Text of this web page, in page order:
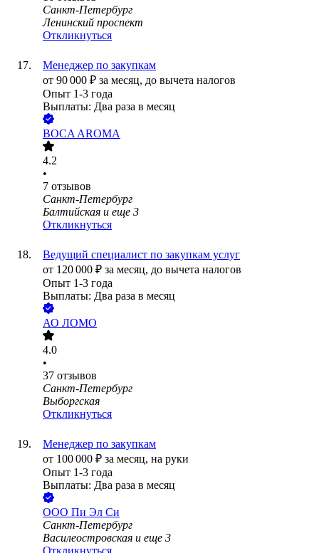
Санкт-Петербург
Ленинский проспект
Откликнуться
Менеджер по закупкам
от 90 000 ₽ за месяц, до вычета налогов
Опыт 1-3 года
Выплаты: Два раза в месяц
BOCA AROMA
4.2
•
7 отзывов
Санкт-Петербург
Балтийская и еще 3
Откликнуться
Ведущий специалист по закупкам услуг
от 120 000 ₽ за месяц, до вычета налогов
Опыт 1-3 года
Выплаты: Два раза в месяц
АО ЛОМО
4.0
•
37 отзывов
Санкт-Петербург
Выборгская
Откликнуться
Менеджер по закупкам
от 100 000 ₽ за месяц, на руки
Опыт 1-3 года
Выплаты: Два раза в месяц
ООО Пи Эл Си
Санкт-Петербург
Василеостровская и еще 3